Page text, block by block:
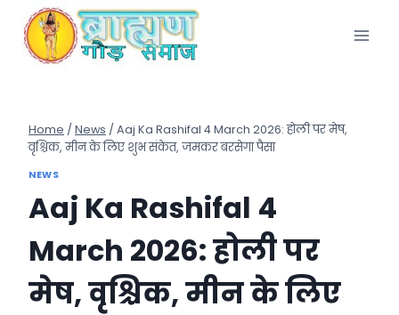
content
Home / News / Aaj Ka Rashifal 4 March 2026: होली पर मेष,
वृश्चिक, मीन के लिए शुभ संकेत, जमकर बरसेगा पैसा
NEWS
Aaj Ka Rashifal 4
March 2026: होली पर
मेष, वृश्चिक, मीन के लिए